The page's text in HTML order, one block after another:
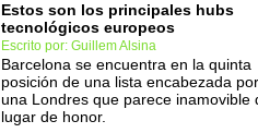
Estos son los principales hubs
tecnológicos europeos
Escrito por: Guillem Alsina
Barcelona se encuentra en la quinta
posición de una lista encabezada por
una Londres que parece inamovible
lugar de honor.